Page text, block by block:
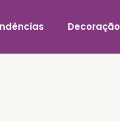
Decoração